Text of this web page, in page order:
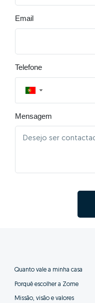
Email
Telefone
▼
Mensagem
Quanto vale a minha casa
Porquê escolher a Zome
Missão, visão e valores